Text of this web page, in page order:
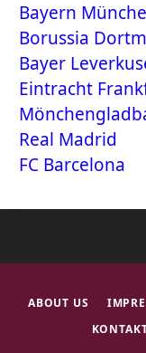
Bayern
Borussia
Bayer
Eintracht
Real Madrid
FC Barcelona
ABOUT US